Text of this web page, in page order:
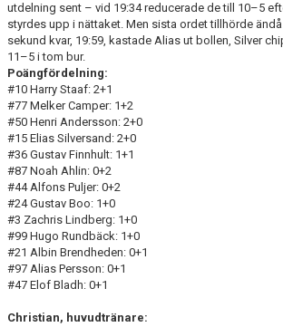
utdelning sent – vid 19:34 reducerade de till 10–5
styrdes upp i nättaket. Men sista ordet tillhörde
sekund kvar, 19:59, kastade Alias ut bollen, Silver
11–5 i tom bur.
Poängfördelning:
#10 Harry Staaf: 2+1
#77 Melker Camper: 1+2
#50 Henri Andersson: 2+0
#15 Elias Silversand: 2+0
#36 Gustav Finnhult: 1+1
#87 Noah Ahlin: 0+2
#44 Alfons Puljer: 0+2
#24 Gustav Boo: 1+0
#3 Zachris Lindberg: 1+0
#99 Hugo Rundbäck: 1+0
#21 Albin Brendheden: 0+1
#97 Alias Persson: 0+1
#47 Elof Bladh: 0+1
Christian, huvudtränare: